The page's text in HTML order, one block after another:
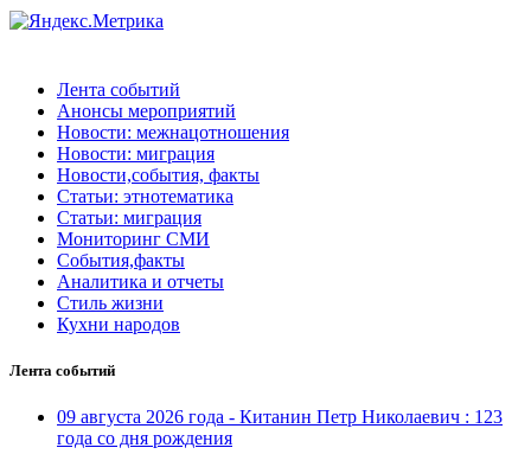
Лента событий
Анонсы мероприятий
Новости: межнацотношения
Новости: миграция
Новости,события, факты
Статьи: этнотематика
Статьи: миграция
Мониторинг СМИ
События,факты
Аналитика и отчеты
Стиль жизни
Кухни народов
Лента событий
09 августа 2026 года - Китанин Петр Николаевич : 123
года со дня рождения